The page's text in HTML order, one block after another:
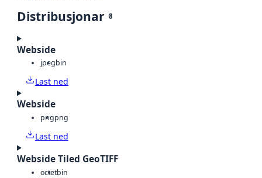
Distribusjonar 8
Webside
jpegbin
Last ned
Webside
pngpng
Last ned
Webside Tiled GeoTIFF
octetbin